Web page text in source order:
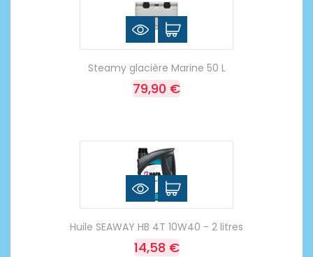
Steamy glacière Marine 50 L
79,90 €
Huile SEAWAY HB 4T 10W40 - 2 litres
14,58 €